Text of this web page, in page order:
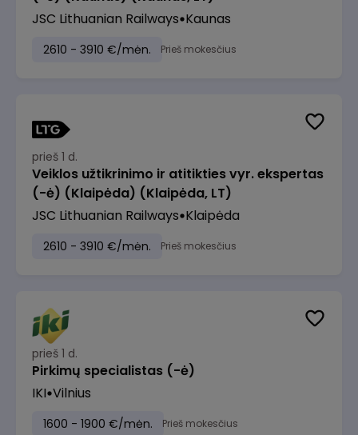
JSC Lithuanian Railways Kaunas
2610 - 3910 €/mėn. Prieš mokesčius
prieš 1 d.
Veiklos užtikrinimo ir atitikties vyr. ekspertas
(-ė) (Klaipėda) (Klaipėda, LT)
JSC Lithuanian Railways Klaipėda
2610 - 3910 €/mėn. Prieš mokesčius
prieš 1 d.
Pirkimų specialistas (-ė)
IKI Vilnius
1600 - 1900 €/mėn. Prieš mokesčius